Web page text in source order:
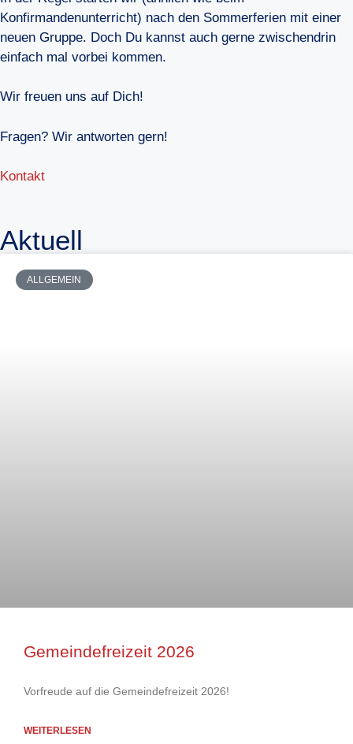
Konfirmandenunterricht) nach den Sommerferien mit einer
neuen Gruppe. Doch Du kannst auch gerne zwischendrin
einfach mal vorbei kommen.
Wir freuen uns auf Dich!
Fragen? Wir antworten gern!
Kontakt
Aktuell
ALLGEMEIN
Gemeindefreizeit 2026
Vorfreude auf die Gemeindefreizeit 2026!
WEITERLESEN